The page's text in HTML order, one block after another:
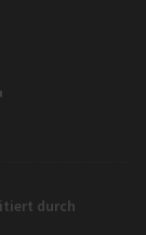
durch